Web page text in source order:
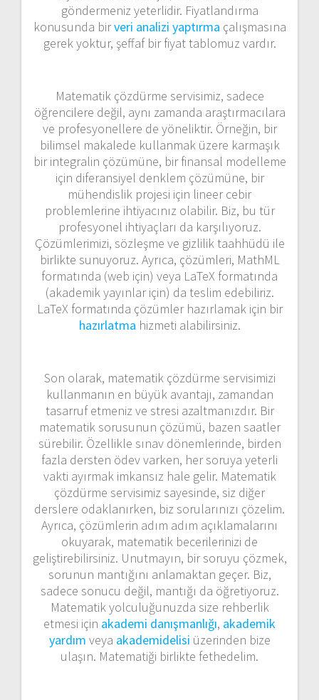
göndermeniz yeterlidir. Fiyatlandırma
konusunda birveri analizi yaptırma çalışmasına
gerek yoktur, şeffaf bir fiyat tablomuz vardır.
Matematik çözdürme servisimiz, sadece
öğrencilere değil, aynı zamanda araştırmacılara
ve profesyonellere de yöneliktir. Örneğin, bir
bilimsel makalede kullanmak üzere karmaşık
bir integralin çözümüne, bir finansal modelleme
için diferansiyel denklem çözümüne, bir
mühendislik projesi için lineer cebir
problemlerine ihtiyacınız olabilir. Biz, bu tür
profesyonel ihtiyaçları da karşılıyoruz.
Çözümlerimizi, sözleşme ve gizlilik taahhüdü ile
birlikte sunuyoruz. Ayrıca, çözümleri, MathML
formatında (web için) veya LaTeX formatında
(akademik yayınlar için) da teslim edebiliriz.
LaTeX formatında çözümler hazırlamak için bir
hazırlatma hizmeti alabilirsiniz.
Son olarak, matematik çözdürme servisimizi
kullanmanın en büyük avantajı, zamandan
tasarruf etmeniz ve stresi azaltmanızdır. Bir
matematik sorusunun çözümü, bazen saatler
sürebilir. Özellikle sınav dönemlerinde, birden
fazla dersten ödev varken, her soruya yeterli
vakti ayırmak imkansız hale gelir. Matematik
çözdürme servisimiz sayesinde, siz diğer
derslere odaklanırken, biz sorularınızı çözelim.
Ayrıca, çözümlerin adım adım açıklamalarını
okuyarak, matematik becerilerinizi de
geliştirebilirsiniz. Unutmayın, bir soruyu çözmek,
sorunun mantığını anlamaktan geçer. Biz,
sadece sonucu değil, mantığı da öğretiyoruz.
Matematik yolculuğunuzda size rehberlik
etmesi için akademi danışmanlığı, akademik
yardım veya akademidelisi üzerinden bize
ulaşın. Matematiği birlikte fethedelim.